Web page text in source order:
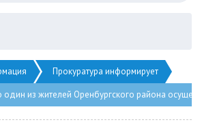
Прокуратура информирует
один из жителей Оренбургского района